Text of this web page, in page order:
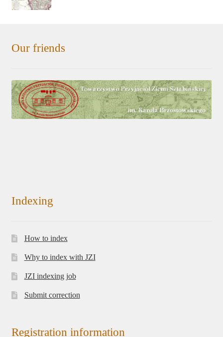
Our friends
Indexing
How to index
Why to index with JZI
JZI indexing job
Submit correction
Registration information